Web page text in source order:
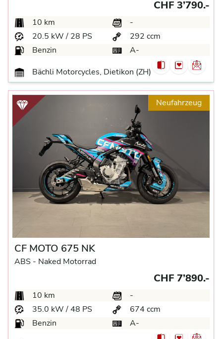
CHF 3’790.-
10 km
-
20.5 kW / 28 PS
292 ccm
Benzin
A-
Bächli Motorcycles, Dietikon (ZH)
Neufahrzeug
CF MOTO 675 NK
ABS - Naked Motorrad
CHF 7’890.-
10 km
-
35.0 kW / 48 PS
674 ccm
Benzin
A-